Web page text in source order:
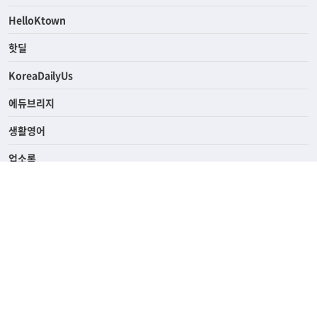
HelloKtown
핫딜
KoreaDailyUs
에듀브리지
생활영어
업소록